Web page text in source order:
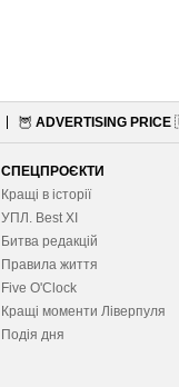
🦉 ADVERTISING PRICE
СПЕЦПРОЄКТИ
Кращі в історії
УПЛ. Best XІ
Битва редакцій
Правила життя
Five O'Clock
Кращі моменти Ліверпуля
Подія дня